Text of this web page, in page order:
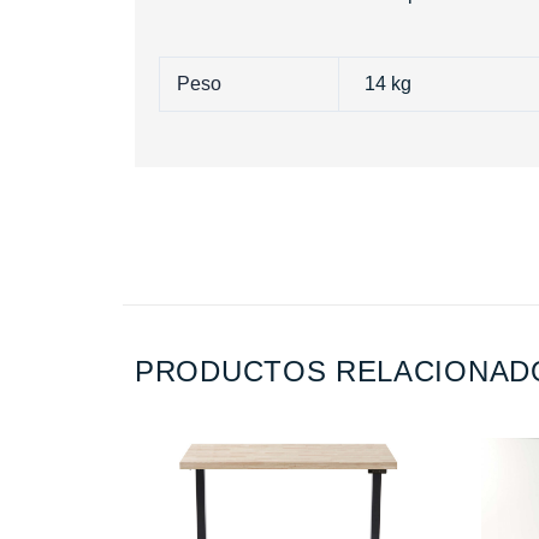
Peso 14 kg
PRODUCTOS